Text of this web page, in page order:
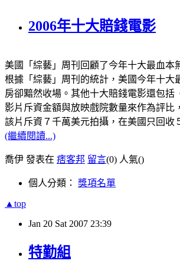
2006年十大賠錢電影
美國「綜藝」周刊回顧了今年十大最血
根據「綜藝」周刊的統計，美國今年十
房卻黯然收場。其他十大賠錢電影還包
影片斥資金額與放映戲院數量來作為評
該片斥資７千萬美元拍攝，在美國只回收
(繼續閱讀...)
喬伊 發表在 痞客邦 留言(0) 人氣()
個人分類： 獎項名單
▲top
Jan 20 Sat 2007 23:39
特勤組